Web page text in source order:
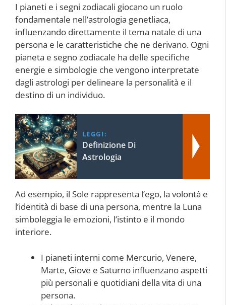
I pianeti e i segni zodiacali giocano un ruolo
fondamentale nell’astrologia genetliaca,
influenzando direttamente il tema natale di una
persona e le caratteristiche che ne derivano. Ogni
pianeta e segno zodiacale ha delle specifiche
energie e simbologie che vengono interpretate
dagli astrologi per delineare la personalità e il
destino di un individuo.
LEGGI:
Definizione Di
Astrologia
Ad esempio, il Sole rappresenta l’ego, la volontà e
l’identità di base di una persona, mentre la Luna
simboleggia le emozioni, l’istinto e il mondo
interiore.
I pianeti interni come Mercurio, Venere,
Marte, Giove e Saturno influenzano aspetti
più personali e quotidiani della vita di una
persona.